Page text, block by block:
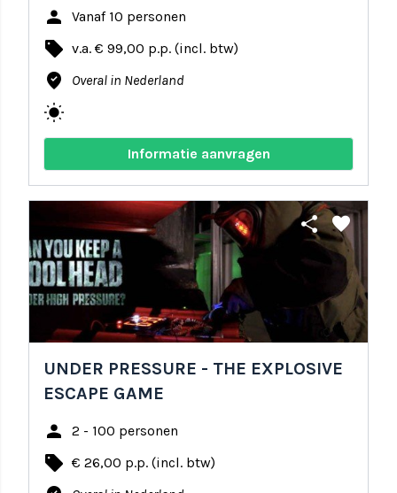
person Vanaf 10 personen
local_offer v.a. € 99,00 p.p. (incl. btw)
where_to_vote Overal in Nederland
wb_sunny
Informatie aanvragen
share favorite
UNDER PRESSURE - THE EXPLOSIVE
ESCAPE GAME
person 2 - 100 personen
local_offer € 26,00 p.p. (incl. btw)